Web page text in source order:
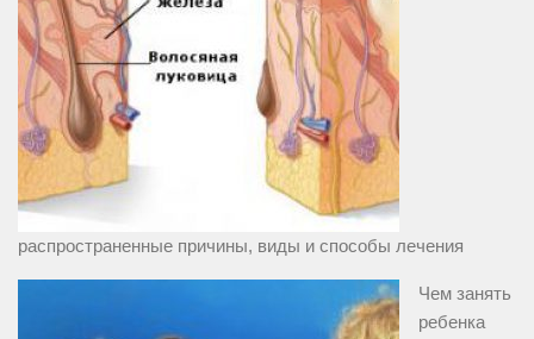
распространенные причины, виды и способы лечения
Чем занять
ребенка